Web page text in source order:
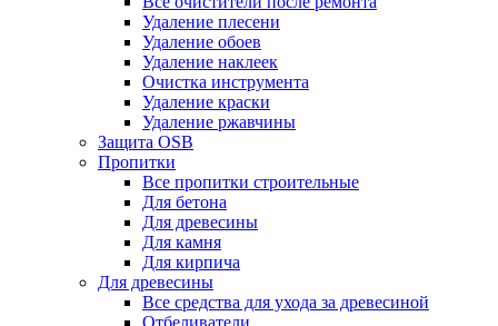
Удаление плесени
Удаление обоев
Удаление наклеек
Очистка инструмента
Удаление краски
Удаление ржавчины
Защита OSB
Пропитки
Все пропитки строительные
Для бетона
Для древесины
Для камня
Для кирпича
Для древесины
Все средства для ухода за древесиной
Отбеливатели